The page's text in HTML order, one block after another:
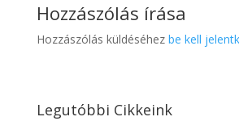
Hozzászólás írása
Hozzászólás küldéséhez be kell
Legutóbbi Cikkeink